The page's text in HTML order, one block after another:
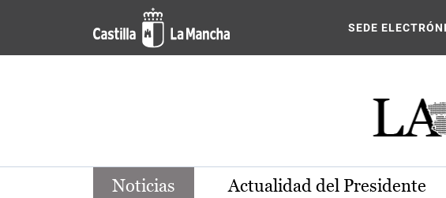
Pasar al contenido principal
Noticias de la región de Castilla-La
SEDE
Noticias Actualidad del Presidente